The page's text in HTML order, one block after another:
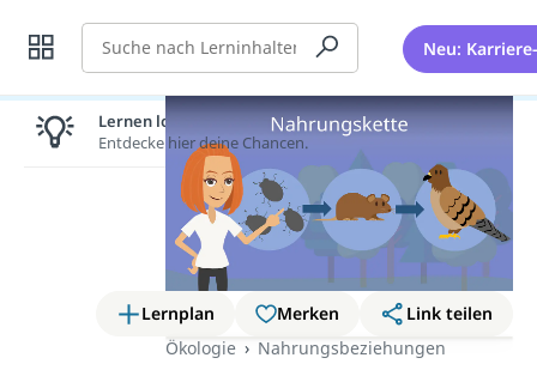
Suche Neu:
Lernplan Merken
Link teilen
Ökologie
Nahrungsbeziehungen
Lernen lohnt sich!
Entdecke hier deine Chancen.